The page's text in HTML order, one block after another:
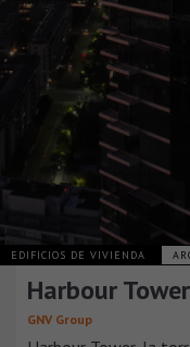
EDIFICIOS DE VIVIENDA
Harbour Tower
GNV Group